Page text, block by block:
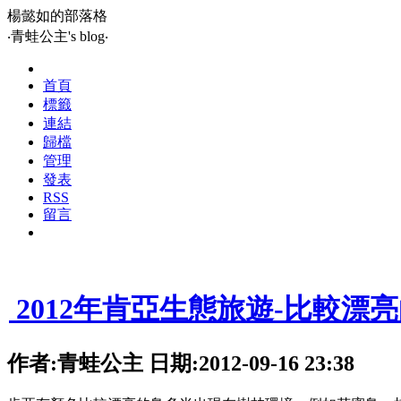
楊懿如的部落格
‧青蛙公主's blog‧
首頁
標籤
連結
歸檔
管理
發表
RSS
留言
2012年肯亞生態旅遊-比較漂
作者:青蛙公主 日期:2012-09-16 23:38